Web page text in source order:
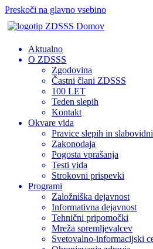
Preskoči na glavno vsebino
Domov
Aktualno
O ZDSSS
Zgodovina
Častni člani ZDSSS
100 LET
Teden slepih
Kontakt
Okvare vida
Pravice slepih in
Zakonodaja
Pogosta vprašanja
Testi vida
Strokovni prispevki
Programi
Založniška dejavnost
Informativna dejavnost
Tehnični pripomočki
Mreža spremljevalcev
Svetovalno-informacijski